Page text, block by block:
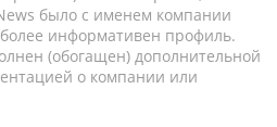
было с именем компании
информативен профиль.
(обогащен) дополнительной
о компании или